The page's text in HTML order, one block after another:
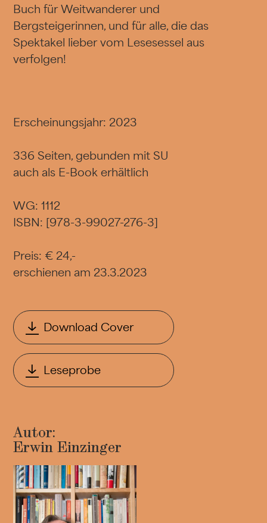
Buch für Weitwanderer und
Bergsteigerinnen, und für alle, die das
Spektakel lieber vom Lesesessel aus
verfolgen!
Erscheinungsjahr: 2023
336 Seiten, gebunden mit SU
auch als E-Book erhältlich
WG: 1112
ISBN: [978-3-99027-276-3]
Preis: € 24,-
erschienen am 23.3.2023
Download Cover
Leseprobe
Autor:
Erwin Einzinger